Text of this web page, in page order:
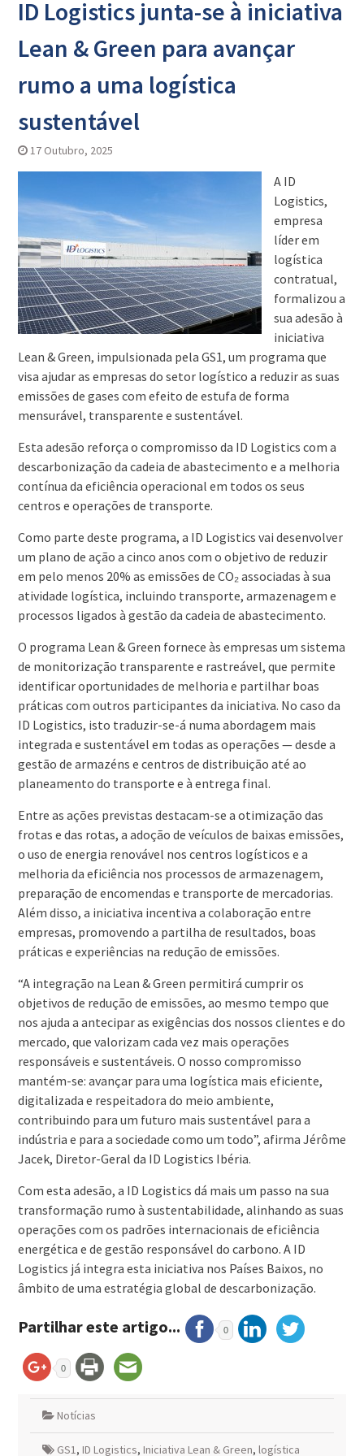
ID Logistics junta-se à iniciativa
Lean & Green para avançar
rumo a uma logística
sustentável
17 Outubro, 2025
A ID
Logistics,
empresa
líder em
logística
contratual,
formalizou a
sua adesão à
iniciativa
Lean & Green, impulsionada pela GS1, um programa que
visa ajudar as empresas do setor logístico a reduzir as suas
emissões de gases com efeito de estufa de forma
mensurável, transparente e sustentável.
Esta adesão reforça o compromisso da ID Logistics com a
descarbonização da cadeia de abastecimento e a melhoria
contínua da eficiência operacional em todos os seus
centros e operações de transporte.
Como parte deste programa, a ID Logistics vai desenvolver
um plano de ação a cinco anos com o objetivo de reduzir
em pelo menos 20% as emissões de CO₂ associadas à sua
atividade logística, incluindo transporte, armazenagem e
processos ligados à gestão da cadeia de abastecimento.
O programa Lean & Green fornece às empresas um sistema
de monitorização transparente e rastreável, que permite
identificar oportunidades de melhoria e partilhar boas
práticas com outros participantes da iniciativa. No caso da
ID Logistics, isto traduzir-se-á numa abordagem mais
integrada e sustentável em todas as operações — desde a
gestão de armazéns e centros de distribuição até ao
planeamento do transporte e à entrega final.
Entre as ações previstas destacam-se a otimização das
frotas e das rotas, a adoção de veículos de baixas emissões,
o uso de energia renovável nos centros logísticos e a
melhoria da eficiência nos processos de armazenagem,
preparação de encomendas e transporte de mercadorias.
Além disso, a iniciativa incentiva a colaboração entre
empresas, promovendo a partilha de resultados, boas
práticas e experiências na redução de emissões.
“A integração na Lean & Green permitirá cumprir os
objetivos de redução de emissões, ao mesmo tempo que
nos ajuda a antecipar as exigências dos nossos clientes e do
mercado, que valorizam cada vez mais operações
responsáveis e sustentáveis. O nosso compromisso
mantém-se: avançar para uma logística mais eficiente,
digitalizada e respeitadora do meio ambiente,
contribuindo para um futuro mais sustentável para a
indústria e para a sociedade como um todo”, afirma Jérôme
Jacek, Diretor-Geral da ID Logistics Ibéria.
Com esta adesão, a ID Logistics dá mais um passo na sua
transformação rumo à sustentabilidade, alinhando as suas
operações com os padrões internacionais de eficiência
energética e de gestão responsável do carbono. A ID
Logistics já integra esta iniciativa nos Países Baixos, no
âmbito de uma estratégia global de descarbonização.
Partilhar este artigo... 0
0
Notícias
GS1, ID Logistics, Iniciativa Lean & Green, logística